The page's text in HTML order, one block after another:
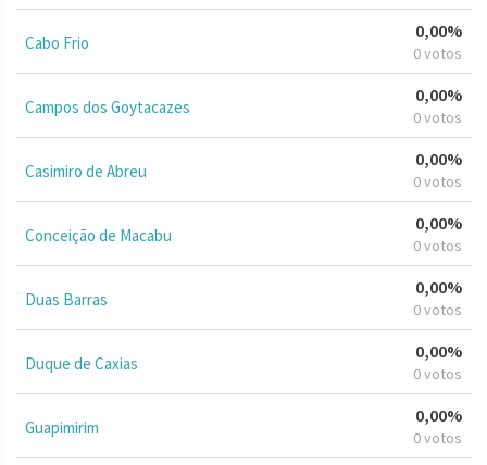
Cabo Frio
0,00%
0 votos
Campos dos Goytacazes
0,00%
0 votos
Casimiro de Abreu
0,00%
0 votos
Conceição de Macabu
0,00%
0 votos
Duas Barras
0,00%
0 votos
Duque de Caxias
0,00%
0 votos
Guapimirim
0,00%
0 votos